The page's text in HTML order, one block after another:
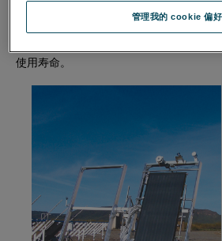
风力发电机和太阳能发电系统，如光电和
十年，通常在极其恶劣的环境中运行，而
使用寿命。
管理我的 cookie 偏好